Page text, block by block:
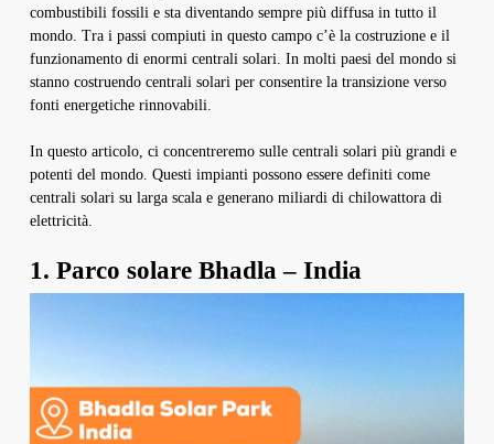
combustibili fossili e sta diventando sempre più diffusa in tutto il
mondo. Tra i passi compiuti in questo campo c’è la costruzione e il
funzionamento di enormi centrali solari. In molti paesi del mondo si
stanno costruendo centrali solari per consentire la transizione verso
fonti energetiche rinnovabili.
In questo articolo, ci concentreremo sulle centrali solari più grandi e
potenti del mondo. Questi impianti possono essere definiti come
centrali solari su larga scala e generano miliardi di chilowattora di
elettricità.
1. Parco solare Bhadla – India